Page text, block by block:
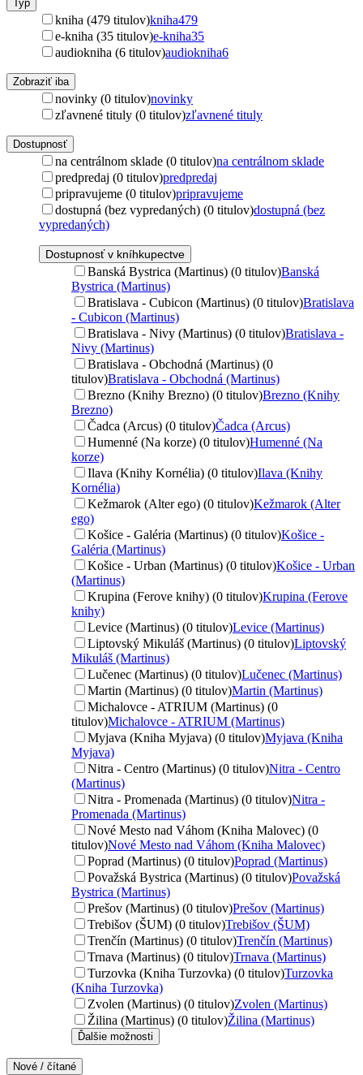
Typ
kniha (479 titulov)kniha479
e-kniha (35 titulov)e-kniha35
audiokniha (6 titulov)audiokniha6
Zobraziť iba
novinky (0 titulov)novinky
zľavnené tituly (0 titulov)zľavnené tituly
Dostupnosť
na centrálnom sklade (0 titulov)na centrálnom sklade
predpredaj (0 titulov)predpredaj
pripravujeme (0 titulov)pripravujeme
dostupná (bez vypredaných) (0 titulov)dostupná (bez
vypredaných)
Dostupnosť v kníhkupectve
Banská Bystrica (Martinus) (0 titulov)Banská
Bystrica (Martinus)
Bratislava - Cubicon (Martinus) (0 titulov)Bratislava
- Cubicon (Martinus)
Bratislava - Nivy (Martinus) (0 titulov)Bratislava -
Nivy (Martinus)
Bratislava - Obchodná (Martinus) (0
titulov)Bratislava - Obchodná (Martinus)
Brezno (Knihy Brezno) (0 titulov)Brezno (Knihy
Brezno)
Čadca (Arcus) (0 titulov)Čadca (Arcus)
Humenné (Na korze) (0 titulov)Humenné (Na
korze)
Ilava (Knihy Kornélia) (0 titulov)Ilava (Knihy
Kornélia)
Kežmarok (Alter ego) (0 titulov)Kežmarok (Alter
ego)
Košice - Galéria (Martinus) (0 titulov)Košice -
Galéria (Martinus)
Košice - Urban (Martinus) (0 titulov)Košice - Urban
(Martinus)
Krupina (Ferove knihy) (0 titulov)Krupina (Ferove
knihy)
Levice (Martinus) (0 titulov)Levice (Martinus)
Liptovský Mikuláš (Martinus) (0 titulov)Liptovský
Mikuláš (Martinus)
Lučenec (Martinus) (0 titulov)Lučenec (Martinus)
Martin (Martinus) (0 titulov)Martin (Martinus)
Michalovce - ATRIUM (Martinus) (0
titulov)Michalovce - ATRIUM (Martinus)
Myjava (Kniha Myjava) (0 titulov)Myjava (Kniha
Myjava)
Nitra - Centro (Martinus) (0 titulov)Nitra - Centro
(Martinus)
Nitra - Promenada (Martinus) (0 titulov)Nitra -
Promenada (Martinus)
Nové Mesto nad Váhom (Kniha Malovec) (0
titulov)Nové Mesto nad Váhom (Kniha Malovec)
Poprad (Martinus) (0 titulov)Poprad (Martinus)
Považská Bystrica (Martinus) (0 titulov)Považská
Bystrica (Martinus)
Prešov (Martinus) (0 titulov)Prešov (Martinus)
Trebišov (ŠUM) (0 titulov)Trebišov (ŠUM)
Trenčín (Martinus) (0 titulov)Trenčín (Martinus)
Trnava (Martinus) (0 titulov)Trnava (Martinus)
Turzovka (Kniha Turzovka) (0 titulov)Turzovka
(Kniha Turzovka)
Zvolen (Martinus) (0 titulov)Zvolen (Martinus)
Žilina (Martinus) (0 titulov)Žilina (Martinus)
Ďalšie možnosti
Nové / čítané